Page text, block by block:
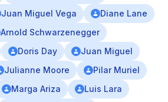
Juan Miguel Vega
Diane Lane
Arnold Schwarzenegger
Doris Day
Juan Miguel
Julianne Moore
Pilar Muriel
Marga Ariza
Luis Lara